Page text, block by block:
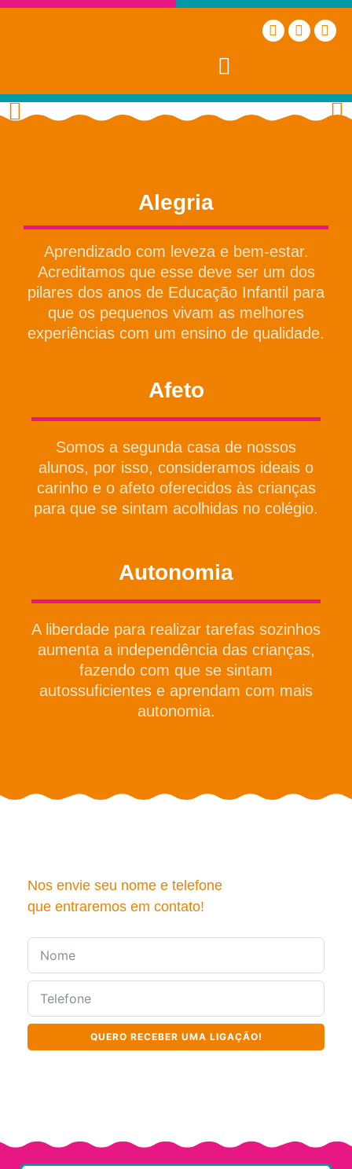
Nossos Valores
Alegria
Aprendizado com leveza e bem-estar.
Acreditamos que esse deve ser um dos
pilares dos anos de Educação Infantil para
que os pequenos vivam as melhores
experiências com um ensino de qualidade.
Afeto
Somos a segunda casa de nossos
alunos, por isso, consideramos ideais o
carinho e o afeto oferecidos às crianças
para que se sintam acolhidas no colégio.
Autonomia
A liberdade para realizar tarefas sozinhos
aumenta a independência das crianças,
fazendo com que se sintam
autossuficientes e aprendam com mais
autonomia.
Nos envie seu nome e telefone
que entraremos em contato!
QUERO RECEBER UMA LIGAÇÃO!